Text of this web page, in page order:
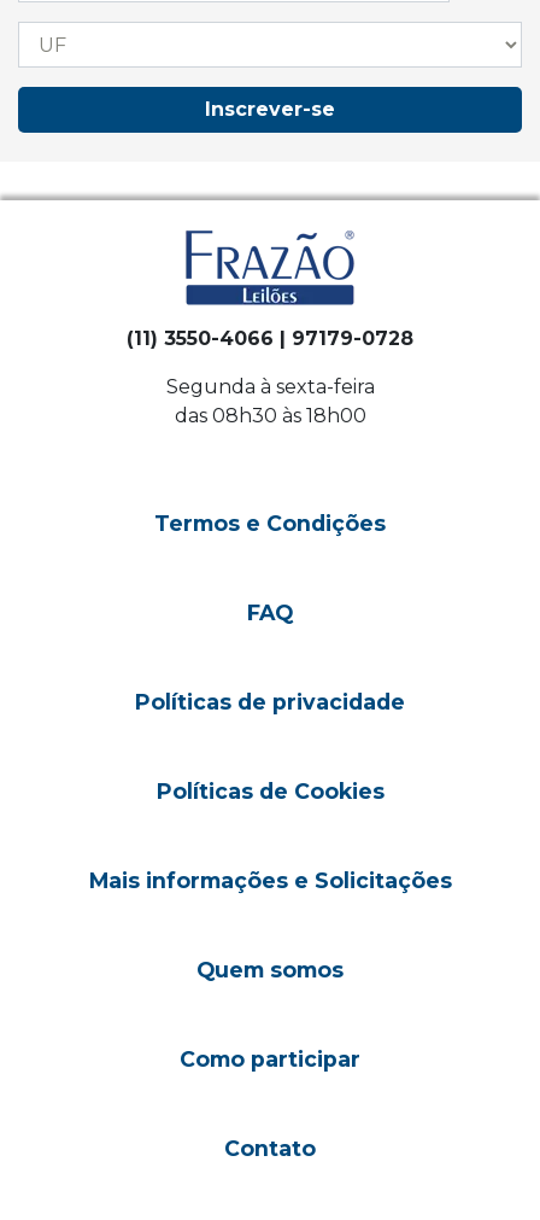
Inscrever-se
(11) 3550-4066 | 97179-0728
Segunda à sexta-feira
das 08h30 às 18h00
Termos e Condições
FAQ
Políticas de privacidade
Políticas de Cookies
Mais informações e Solicitações
Quem somos
Como participar
Contato